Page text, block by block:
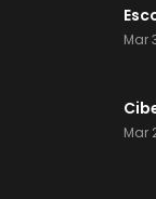
Mar
Mar